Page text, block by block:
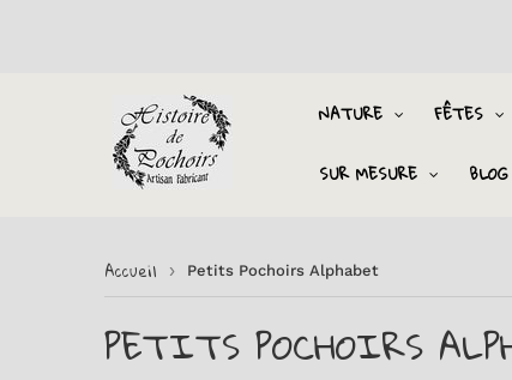
NATURE FÊTES
SUR MESURE BLOG
Accueil › Petits Pochoirs Alphabet
PETITS POCHOIRS